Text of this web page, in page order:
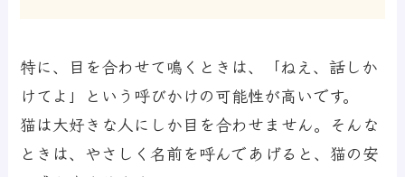
特に、目を合わせて鳴くときは、「ねえ、話しか
けてよ」という呼びかけの可能性が高いです。
猫は大好きな人にしか目を合わせません。そんな
ときは、やさしく名前を呼んであげると、猫の安